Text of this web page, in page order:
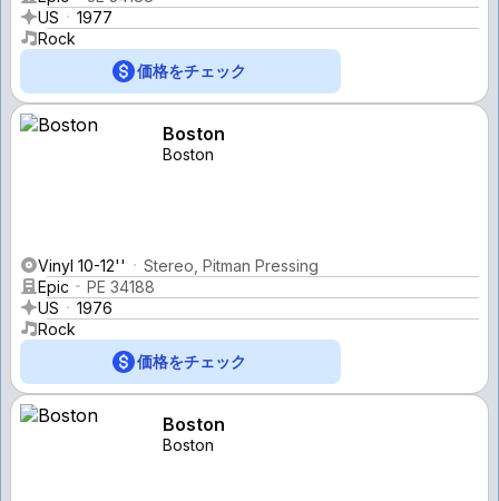
US
1977
Rock
価格をチェック
Boston
Boston
Vinyl 10-12''
Stereo, Pitman Pressing
Epic
PE 34188
US
1976
Rock
価格をチェック
Boston
Boston